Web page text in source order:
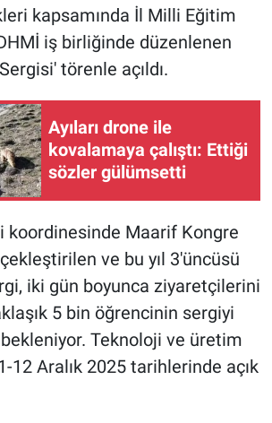
kapsamında İl Milli Eğitim
iş birliğinde düzenlenen
törenle açıldı.
Ayıları drone ile
kovalamaya çalıştı: Ettiği
sözler gülümsetti
koordinesinde Maarif Kongre
ve bu yıl 3'üncüsü
iki gün boyunca ziyaretçilerini
5 bin öğrencinin sergiyi
Teknoloji ve üretim
12 Aralık 2025 tarihlerinde açık